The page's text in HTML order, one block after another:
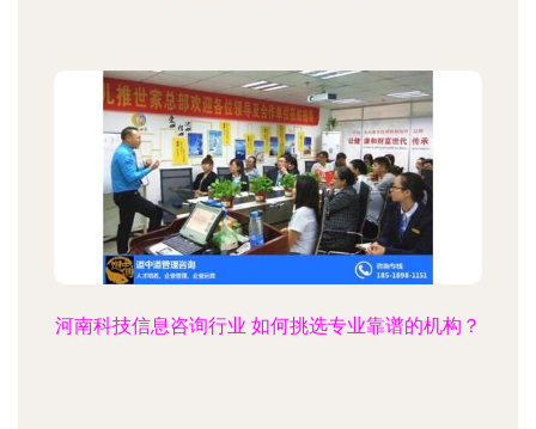
河南科技信息咨询行业 如何挑选专业靠谱的机构？